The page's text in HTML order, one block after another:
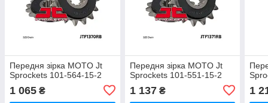
Передня зірка MOTO Jt
Sprockets 101-564-15-2
1 065 ₴
Передня зірка MOTO Jt
Sprockets 101-551-15-2
1 137₴ 1